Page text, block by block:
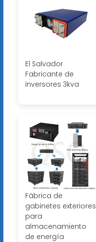
El Salvador
Fabricante de
inversores 3kva
Fábrica de
gabinetes exteriores
para
almacenamiento
de energía